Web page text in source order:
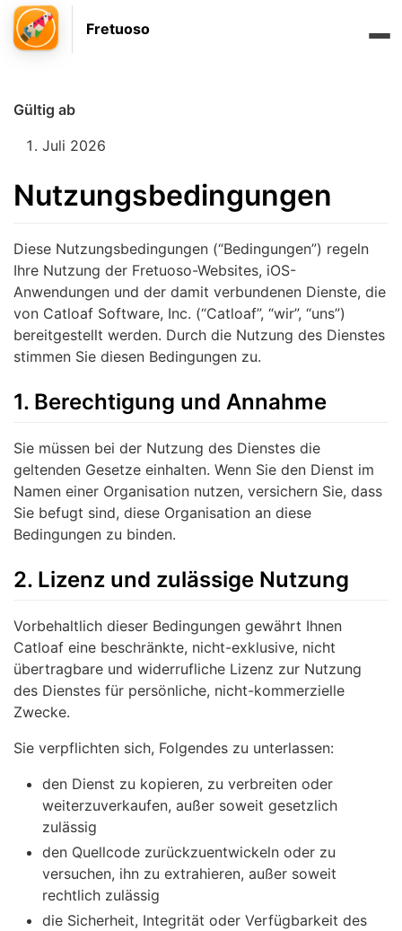
Fretuoso
Gültig ab
Juli 2026
Nutzungsbedingungen
Diese Nutzungsbedingungen (“Bedingungen”) regeln
Ihre Nutzung der Fretuoso-Websites, iOS-
Anwendungen und der damit verbundenen Dienste, die
von Catloaf Software, Inc. (“Catloaf”, “wir”, “uns”)
bereitgestellt werden. Durch die Nutzung des Dienstes
stimmen Sie diesen Bedingungen zu.
1. Berechtigung und Annahme
Sie müssen bei der Nutzung des Dienstes die
geltenden Gesetze einhalten. Wenn Sie den Dienst im
Namen einer Organisation nutzen, versichern Sie, dass
Sie befugt sind, diese Organisation an diese
Bedingungen zu binden.
2. Lizenz und zulässige Nutzung
Vorbehaltlich dieser Bedingungen gewährt Ihnen
Catloaf eine beschränkte, nicht-exklusive, nicht
übertragbare und widerrufliche Lizenz zur Nutzung
des Dienstes für persönliche, nicht-kommerzielle
Zwecke.
Sie verpflichten sich, Folgendes zu unterlassen:
den Dienst zu kopieren, zu verbreiten oder
weiterzuverkaufen, außer soweit gesetzlich
zulässig
den Quellcode zurückzuentwickeln oder zu
versuchen, ihn zu extrahieren, außer soweit
rechtlich zulässig
die Sicherheit, Integrität oder Verfügbarkeit des